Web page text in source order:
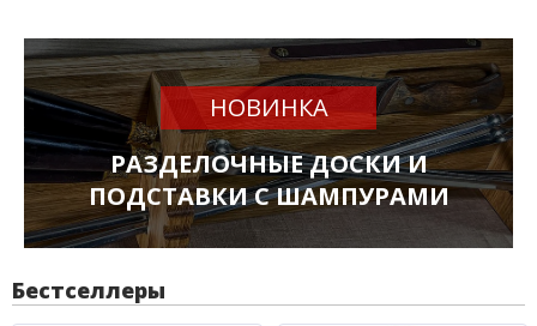
НОВИНКА
РАЗДЕЛОЧНЫЕ ДОСКИ И
ПОДСТАВКИ С ШАМПУРАМИ
Бестселлеры